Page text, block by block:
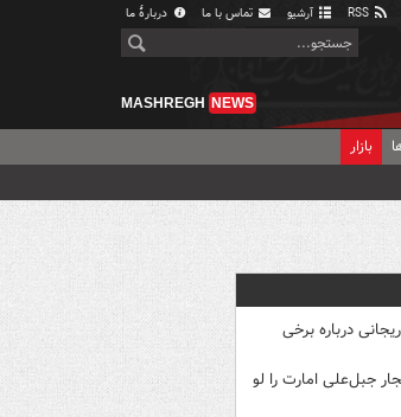
آرشیو تماس با ما دربارهٔ ما
MASHREGH NEWS
بازار
درباره برخی
جبل‌علی امارت را لو